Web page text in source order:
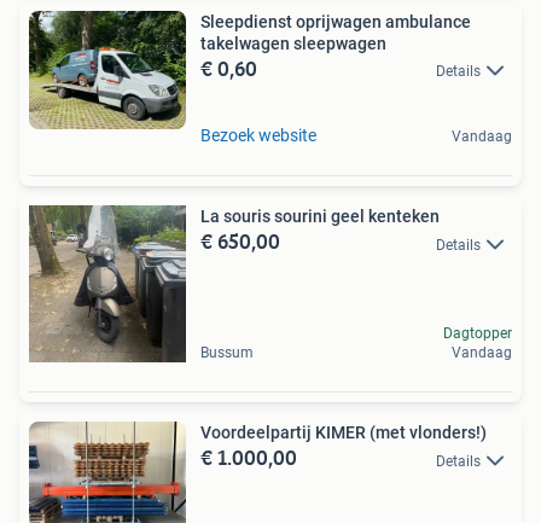
Sleepdienst oprijwagen ambulance
takelwagen sleepwagen
€ 0,60 Details
Bezoek website Vandaag
La souris sourini geel kenteken
€ 650,00 Details
Bussum
Dagtopper
Vandaag
Voordeelpartij KIMER (met vlonders!)
€ 1.000,00 Details